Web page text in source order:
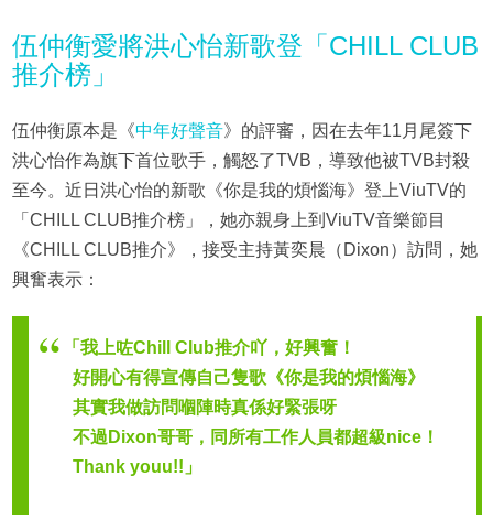
伍仲衡愛將洪心怡新歌登「CHILL CLUB
推介榜」
伍仲衡原本是《中年好聲音》的評審，因在去年11月尾簽下
洪心怡作為旗下首位歌手，觸怒了TVB，導致他被TVB封殺
至今。近日洪心怡的新歌《你是我的煩惱海》登上ViuTV的
「CHILL CLUB推介榜」，她亦親身上到ViuTV音樂節目
《CHILL CLUB推介》，接受主持黃奕晨（Dixon）訪問，她
興奮表示：
「我上咗Chill Club推介吖，好興奮！
好開心有得宣傳自己隻歌《你是我的煩惱海》
其實我做訪問嗰陣時真係好緊張呀
不過Dixon哥哥，同所有工作人員都超級nice！
Thank youu!!」